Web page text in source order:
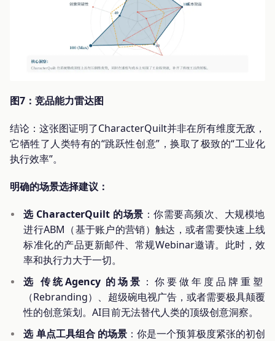
图7：竞品能力雷达图
结论：这张图证明了CharacterQuilt并非在所有维度无敌，
它牺牲了人类特有的“跳跃性创意”，换取了极致的“工业化
执行效率”。
明确的场景选择建议：
选 CharacterQuilt 的场景 ：你需要高频次、大规模地
进行ABM（基于账户的营销）触达，或者需要快速上线
标准化的产品更新邮件、常规Webinar邀请。此时，效
率和执行力大于一切。
选 传统Agency 的场景 ：你要做年度品牌重塑
（Rebranding）、超级碗电视广告，或者需要极具颠覆
性的创意策划。AI目前无法替代人类的顶级创意洞察。
选 单点工具组合 的场景 ：你是一个预算极度紧张的初创